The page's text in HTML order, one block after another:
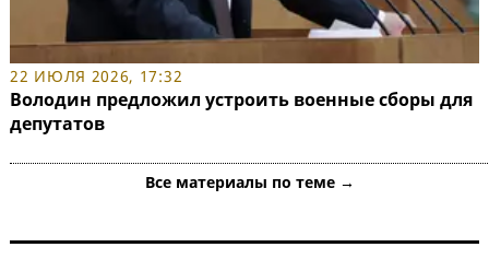
22 ИЮЛЯ 2026, 17:32
Володин предложил устроить военные сборы для
депутатов
Все материалы по теме →